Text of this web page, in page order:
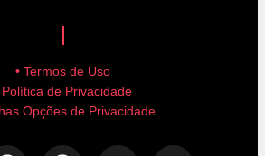
• Termos de Uso
Política de Privacidade
Opções de Privacidade